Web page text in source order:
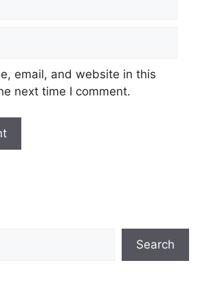
email, and website in this
next time I comment.
Search